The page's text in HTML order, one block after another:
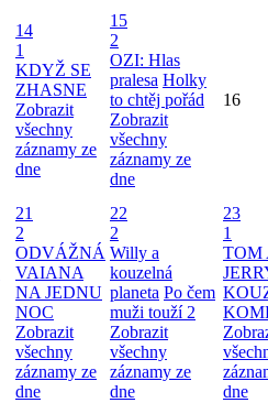
14
1
KDYŽ SE
ZHASNE
Zobrazit
všechny
záznamy ze
dne
15
2
OZI: Hlas
pralesa Holky
to chtěj pořád
Zobrazit
všechny
záznamy ze
dne
16
21
2
ODVÁŽNÁ
VAIANA
NA JEDNU
NOC
Zobrazit
všechny
záznamy ze
dne
22
2
Willy a
kouzelná
planeta Po čem
muži touží 2
Zobrazit
všechny
záznamy ze
dne
23
1
TOM
dne